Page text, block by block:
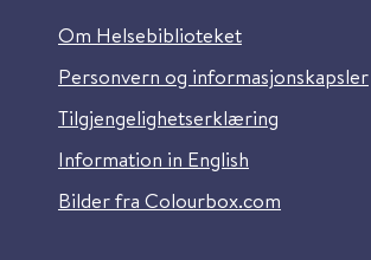
Om Helsebiblioteket
Personvern og informasjonskapsler
Tilgjengelighetserklæring
Information in English
Bilder fra Colourbox.com